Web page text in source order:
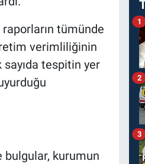
raporların tümünde
verimliliğinin
tespitin yer
bulgular, kurumun
1
2
3